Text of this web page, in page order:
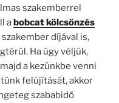
szakemberrel
abobcat kölcsönzés
díjával is,
Ha úgy véljük,
a kezünkbe venni
felújítását, akkor
szababidő